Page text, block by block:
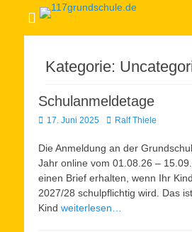
Kategorie:
Schulanmeldetage
Veröffentlicht
17. Juni 2025 AutorRalf Thiele
Die Anmeldung an der
Jahr online vom 01.08.26 –
einen Brief erhalten, wenn Ihr
2027/28 schulpflichtig wird. Das
Kind weiterlesen…